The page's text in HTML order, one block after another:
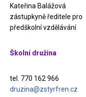
Kateřina Balážová
zástupkyně ředitele pro
předškolní vzdělávání
Školní družina
tel. 770 162 966
druzina@zstyrfren.cz